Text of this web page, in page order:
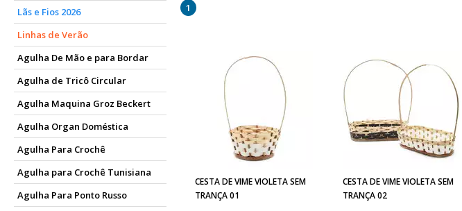
Lãs e Fios 2026
Linhas de Verão
Agulha De Mão e para Bordar
Agulha de Tricô Circular
Agulha Maquina Groz Beckert
Agulha Organ Doméstica
Agulha Para Crochê
Agulha para Crochê Tunisiana
Agulha Para Ponto Russo
1
CESTA DE VIME VIOLETA SEM
TRANÇA 01
CESTA DE VIME VIOLETA SEM
TRANÇA 02